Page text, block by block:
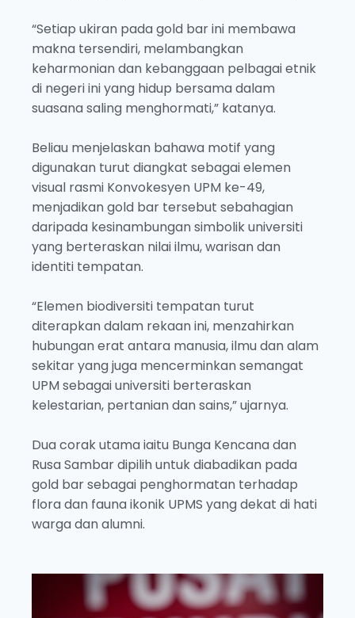
“Setiap ukiran pada gold bar ini membawa
makna tersendiri, melambangkan
keharmonian dan kebanggaan pelbagai etnik
di negeri ini yang hidup bersama dalam
suasana saling menghormati,” katanya.
Beliau menjelaskan bahawa motif yang
digunakan turut diangkat sebagai elemen
visual rasmi Konvokesyen UPM ke-49,
menjadikan gold bar tersebut sebahagian
daripada kesinambungan simbolik universiti
yang berteraskan nilai ilmu, warisan dan
identiti tempatan.
“Elemen biodiversiti tempatan turut
diterapkan dalam rekaan ini, menzahirkan
hubungan erat antara manusia, ilmu dan alam
sekitar yang juga mencerminkan semangat
UPM sebagai universiti berteraskan
kelestarian, pertanian dan sains,” ujarnya.
Dua corak utama iaitu Bunga Kencana dan
Rusa Sambar dipilih untuk diabadikan pada
gold bar sebagai penghormatan terhadap
flora dan fauna ikonik UPMS yang dekat di hati
warga dan alumni.